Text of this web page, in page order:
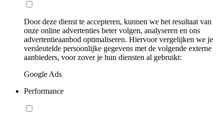
Door deze dienst te accepteren, kunnen we het resultaat van
onze online advertenties beter volgen, analyseren en ons
advertentieaanbod optimaliseren. Hiervoor vergelijken we je
versleutelde persoonlijke gegevens met de volgende externe
aanbieders, voor zover je hun diensten al gebruikt:
Google Ads
Performance